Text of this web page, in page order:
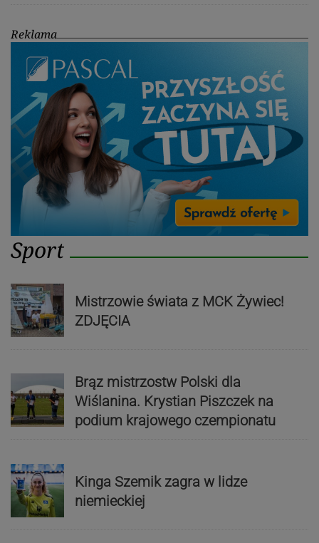
Reklama
Sport
Mistrzowie świata z MCK Żywiec!
ZDJĘCIA
Brąz mistrzostw Polski dla
Wiślanina. Krystian Piszczek na
podium krajowego czempionatu
Kinga Szemik zagra w lidze
niemieckiej